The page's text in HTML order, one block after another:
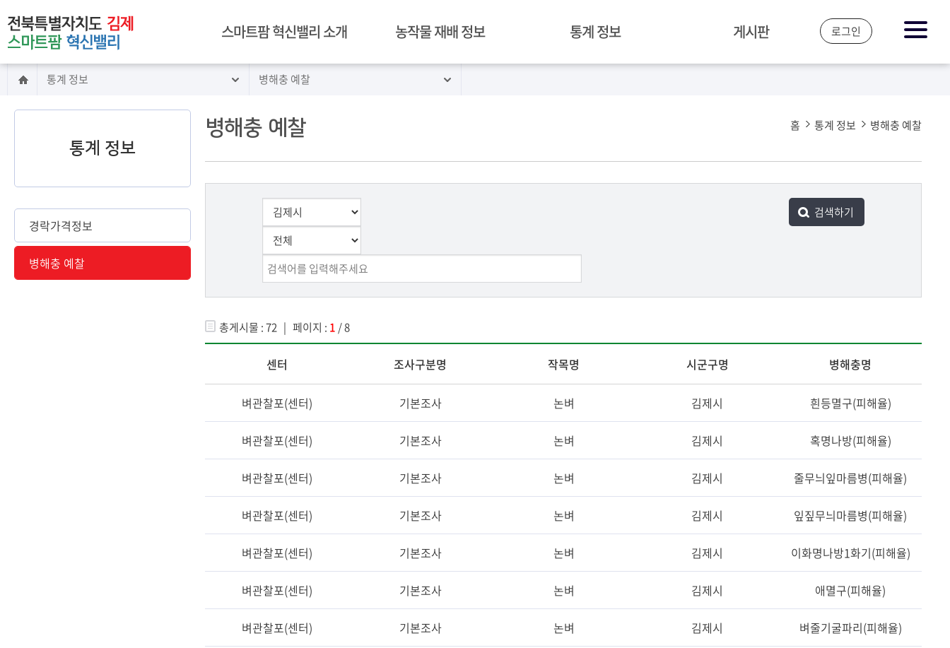
스마트팜 혁신밸리 소개
인사말
혁신밸리 구축
혁신밸리 이용 안내
시설 안내
임대 안내
교육 안내
빅데이터센터 소개
찾아오시는길
농작물 재배 정보
혁신밸리 재배 작물
통계 정보 게시판 로그인
통계 정보 병해충 예찰
통계 정보
경락가격정보
병해충 예찰
병해충 예찰 홈 통계 정보 병해충 예찰
총게시물 : 72 | 페이지 : 1 / 8
센터 조사구분명 작목명 시군구명 병해충명
벼관찰포(센터) 기본조사 논벼 김제시 흰등멸구(피해율)
벼관찰포(센터) 기본조사 논벼 김제시 혹명나방(피해율)
벼관찰포(센터) 기본조사 논벼 김제시 줄무늬잎마름병(피해율)
벼관찰포(센터) 기본조사 논벼 김제시 잎짚무늬마름병(피해율)
벼관찰포(센터) 기본조사 논벼 김제시 이화명나방1화기(피해율)
벼관찰포(센터) 기본조사 논벼 김제시 애멸구(피해율)
벼관찰포(센터) 기본조사 논벼 김제시 벼줄기굴파리(피해율)